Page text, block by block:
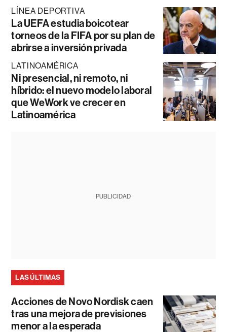
LÍNEA DEPORTIVA
La UEFA estudia boicotear
torneos de la FIFA por su plan de
abrirse a inversión privada
LATINOAMÉRICA
Ni presencial, ni remoto, ni
híbrido: el nuevo modelo laboral
que WeWork ve crecer en
Latinoamérica
PUBLICIDAD
LAS ÚLTIMAS
Acciones de Novo Nordisk caen
tras una mejora de previsiones
menor a la esperada